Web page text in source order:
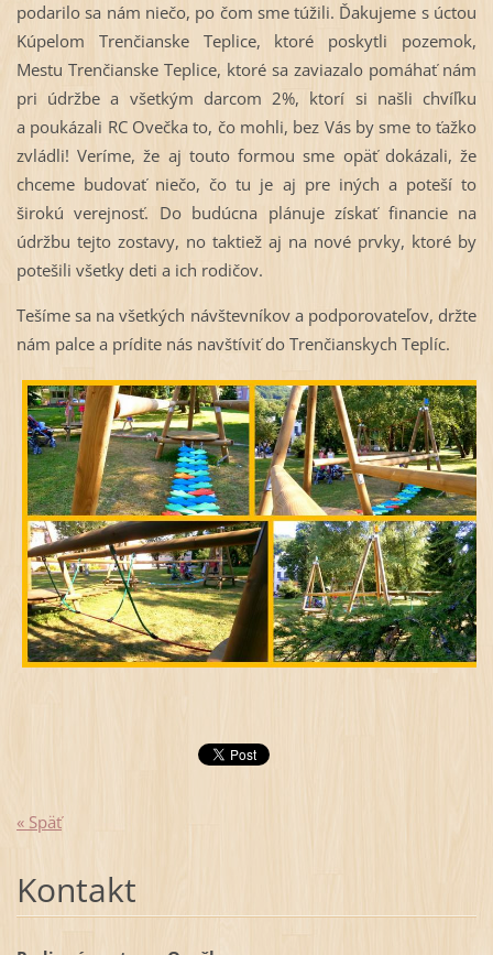
podarilo sa nám niečo, po čom sme túžili. Ďakujeme s úctou
Kúpelom Trenčianske Teplice, ktoré poskytli pozemok,
Mestu Trenčianske Teplice, ktoré sa zaviazalo pomáhať nám
pri údržbe a všetkým darcom 2%, ktorí si našli chvíľku
a poukázali RC Ovečka to, čo mohli, bez Vás by sme to ťažko
zvládli! Veríme, že aj touto formou sme opäť dokázali, že
chceme budovať niečo, čo tu je aj pre iných a poteší to
širokú verejnosť. Do budúcna plánuje získať financie na
údržbu tejto zostavy, no taktiež aj na nové prvky, ktoré by
potešili všetky deti a ich rodičov.
Tešíme sa na všetkých návštevníkov a podporovateľov, držte
nám palce a prídite nás navštíviť do Trenčianskych Teplíc.
« Späť
Kontakt